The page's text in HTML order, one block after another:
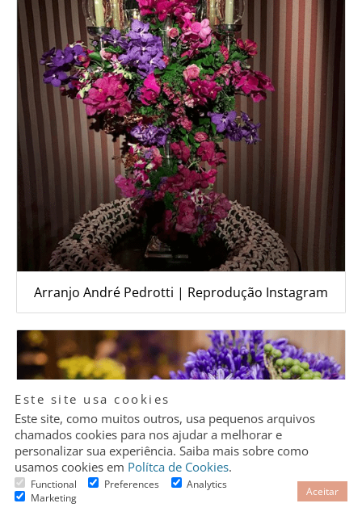
Arranjo André Pedrotti | Reprodução Instagram
Este site usa cookies
Este site, como muitos outros, usa pequenos arquivos
chamados cookies para nos ajudar a melhorar e
personalizar sua experiência. Saiba mais sobre como
usamos cookies em Polítca de Cookies.
Cookie
Functional Preferences
Analytics
Marketing
Aceitar